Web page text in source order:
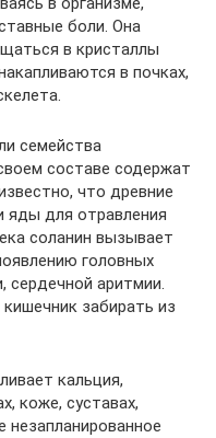
боли. Она
в кристаллы
в почках,
семейства
составе содержат
что древние
яды для отравления
соланин вызывает
головных
сердечной аритмии.
забирать из
кальция,
коже, суставах,
незапланированное